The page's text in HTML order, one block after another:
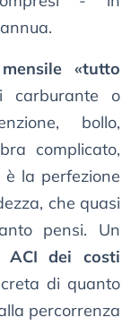
«tutto
carburante o
bollo,
complicato,
la perfezione
che quasi
pensi. Un
ACI dei costi
di quanto
percorrenza